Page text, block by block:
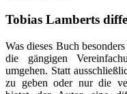
Tobias Lamberts
Was dieses Buch
die gängigen
umgehen. Statt
zu geben oder nur die